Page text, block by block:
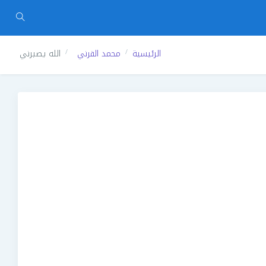
الرئيسية محمد القرني الله يصبرني